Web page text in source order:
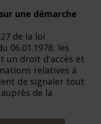
une démarche
de la loi
06.01.1978, les
un droit d'accès et
relatives à
de signaler tout
de la